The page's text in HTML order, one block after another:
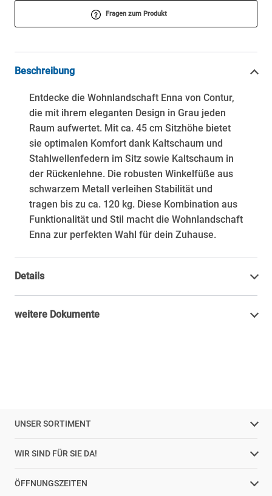
Fragen zum Produkt
Beschreibung
Entdecke die Wohnlandschaft Enna von Contur,
die mit ihrem eleganten Design in Grau jeden
Raum aufwertet. Mit ca. 45 cm Sitzhöhe bietet
sie optimalen Komfort dank Kaltschaum und
Stahlwellenfedern im Sitz sowie Kaltschaum in
der Rückenlehne. Die robusten Winkelfüße aus
schwarzem Metall verleihen Stabilität und
tragen bis zu ca. 120 kg. Diese Kombination aus
Funktionalität und Stil macht die Wohnlandschaft
Enna zur perfekten Wahl für dein Zuhause.
Details
weitere Dokumente
UNSER SORTIMENT
WIR SIND FÜR SIE DA!
ÖFFNUNGSZEITEN